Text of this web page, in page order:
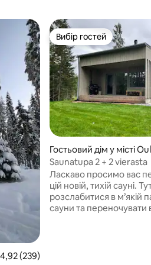
оцінка: 4,92 з 5, відгуки: 239
4,92 (239)
Вибір гостей
Вибір гостей
Гостьовий дім у місті
Saunatupa 2 + 2 vierasta
Ласкаво просимо вас
цій новій, тихій сауні.
розслабитися в м’якій
сауни та переночувати